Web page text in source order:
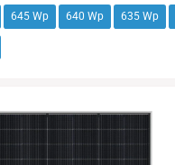
645 Wp 640 Wp 635 Wp